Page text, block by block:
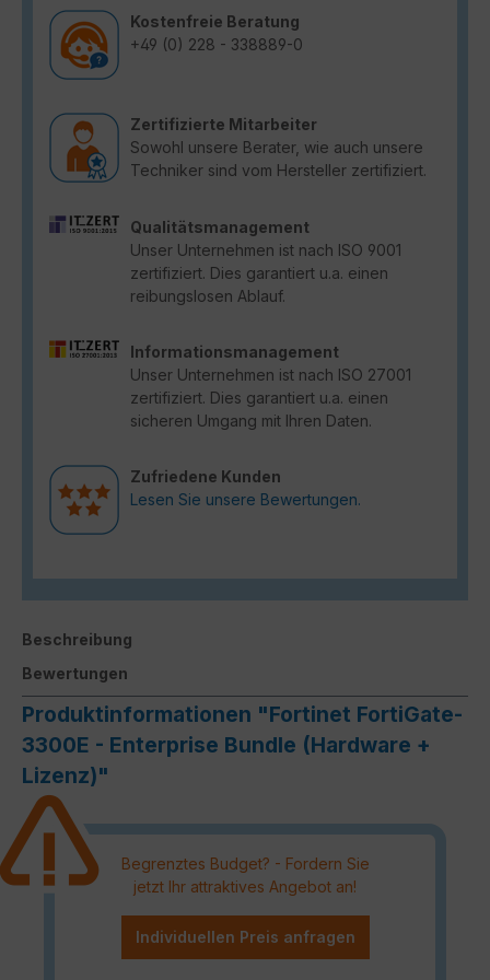
Kostenfreie Beratung
+49 (0) 228 - 338889-0
Zertifizierte Mitarbeiter
Sowohl unsere Berater, wie auch unsere
Techniker sind vom Hersteller zertifiziert.
Qualitätsmanagement
Unser Unternehmen ist nach ISO 9001
zertifiziert. Dies garantiert u.a. einen
reibungslosen Ablauf.
Informationsmanagement
Unser Unternehmen ist nach ISO 27001
zertifiziert. Dies garantiert u.a. einen
sicheren Umgang mit Ihren Daten.
Zufriedene Kunden
Lesen Sie unsere Bewertungen.
Beschreibung
Bewertungen
Produktinformationen "Fortinet FortiGate-
3300E - Enterprise Bundle (Hardware +
Lizenz)"
Begrenztes Budget? - Fordern Sie
jetzt Ihr attraktives Angebot an!
Individuellen Preis anfragen